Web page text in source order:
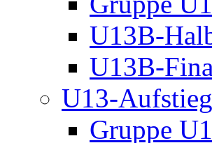
U13B-
U13B-
U13-
Gruppe